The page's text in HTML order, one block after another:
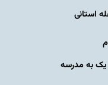
استانی
به مدرسه